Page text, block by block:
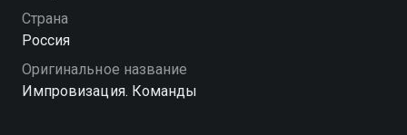
импровизационной комедии. Кто сорвёт овации и
выведет свою команду в финал? «Импровизация.
Страна
Россия
Оригинальное название
Импровизация. Команды